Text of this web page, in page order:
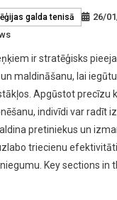
galda tenisā
26/
ir stratēģisks
maldināšanu, lai
Apgūstot precīzu
indivīdi var radīt
pretiniekus un
triecienu
Key sections in